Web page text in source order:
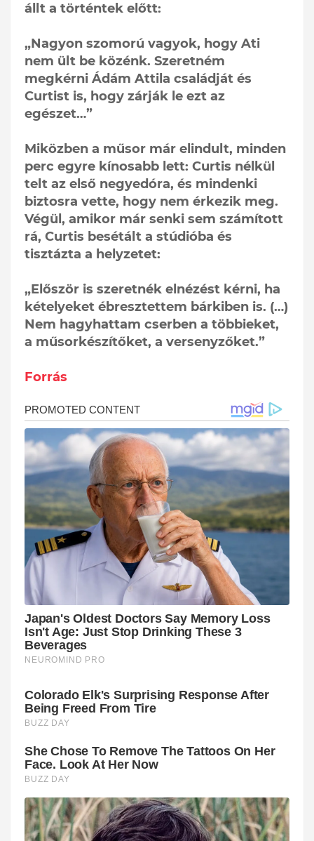
állt a történtek előtt:
„Nagyon szomorú vagyok, hogy Ati
nem ült be közénk. Szeretném
megkérni Ádám Attila családját és
Curtist is, hogy zárják le ezt az
egészet…”
Miközben a műsor már elindult, minden
perc egyre kínosabb lett: Curtis nélkül
telt az első negyedóra, és mindenki
biztosra vette, hogy nem érkezik meg.
Végül, amikor már senki sem számított
rá, Curtis besétált a stúdióba és
tisztázta a helyzetet:
„Először is szeretnék elnézést kérni, ha
kételyeket ébresztettem bárkiben is. (…)
Nem hagyhattam cserben a többieket,
a műsorkészítőket, a versenyzőket.”
Forrás